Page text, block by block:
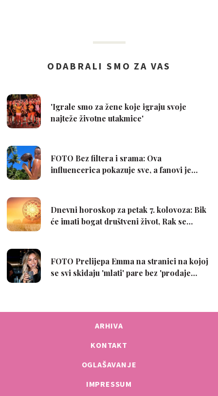
ARHIVA
KONTAKT
OGLAŠAVANJE
IMPRESSUM